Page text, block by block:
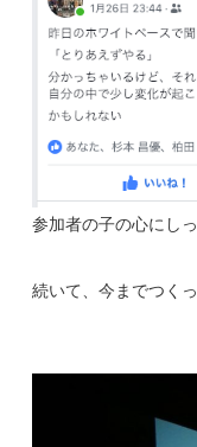
参加者の子の心にし
続いて、今までつく